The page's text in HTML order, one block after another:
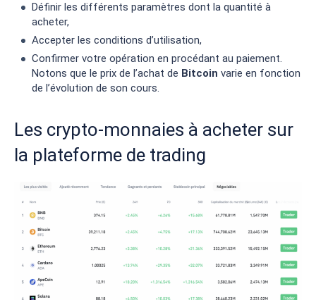
Définir les différents paramètres dont la quantité à
acheter,
Accepter les conditions d’utilisation,
Confirmer votre opération en procédant au paiement.
Notons que le prix de l’achat de Bitcoin varie en fonction
de l’évolution de son cours.
Les crypto-monnaies à acheter sur
la plateforme de trading